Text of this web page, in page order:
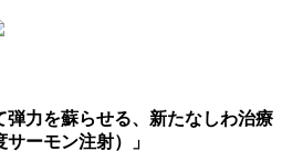
弾力を蘇らせる、新たなしわ治療
サーモン注射）」